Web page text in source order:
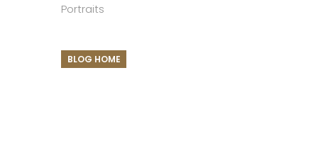
Portraits
BLOG HOME